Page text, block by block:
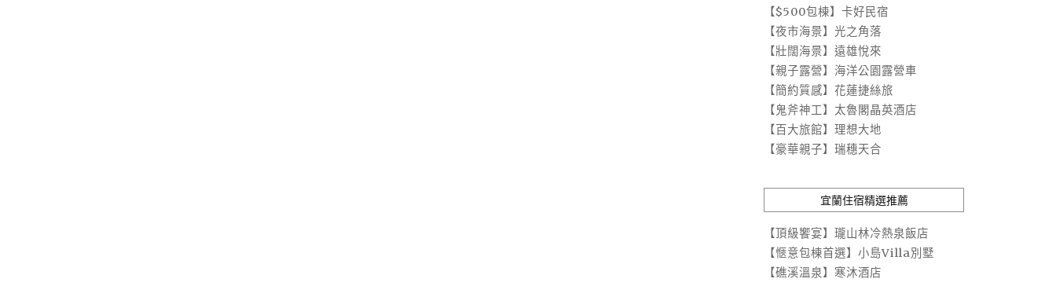
【$500包棟】卡好民宿
【夜市海景】光之角落
【壯闊海景】遠雄悅來
【親子露營】海洋公園露營車
【簡約質感】花蓮捷絲旅
【鬼斧神工】太魯閣晶英酒店
【百大旅館】理想大地
【豪華親子】瑞穗天合
宜蘭住宿精選推薦
【頂級饗宴】瓏山林冷熱泉飯店
【愜意包棟首選】小島Villa別墅
【礁溪溫泉】寒沐酒店